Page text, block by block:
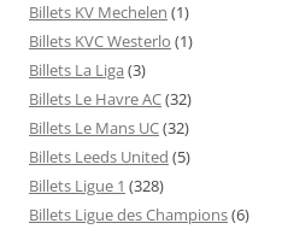
Billets KV Mechelen (1)
Billets KVC Westerlo (1)
Billets La Liga (3)
Billets Le Havre AC(32)
Billets Le Mans UC(32)
Billets Leeds United (5)
Billets Ligue 1 (328)
Billets Ligue des Champions(6)